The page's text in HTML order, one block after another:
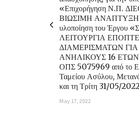
«Επιχορήγηση Ν.Π.
ΒΙΩΣΙΜΗ ΑΝΑΠΤΥΞΗ
υλοποίηση του Έργου
ΛΕΙΤΟΥΡΓΙΑ
ΔΙΑΜΕΡΙΣΜΑΤΩΝ
ΑΝΗΛΙΚΟΥΣ 16 ΕΤΩΝ
ΟΠΣ 5075969 από το
Ταμείου Ασύλου,
και τη Τρίτη 31/05/
May 17, 2022